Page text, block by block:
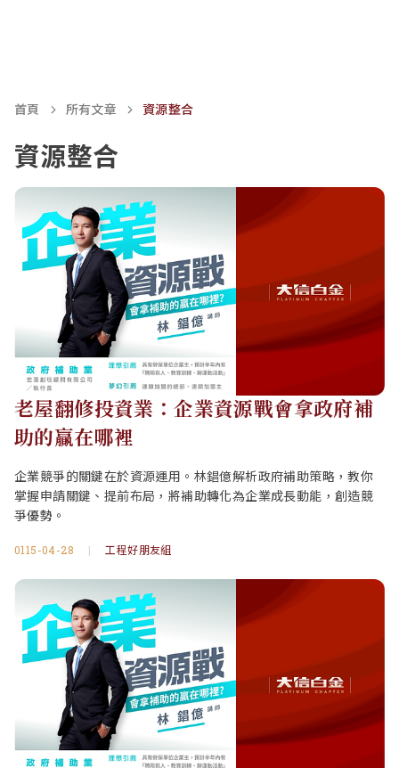
首頁 所有文章 資源整合
資源整合
老屋翻修投資業：企業資源戰會拿政府補
助的贏在哪裡
企業競爭的關鍵在於資源運用。林錩億解析政府補助策略，教你
掌握申請關鍵、提前布局，將補助轉化為企業成長動能，創造競
爭優勢。
0115-04-28 | 工程好朋友組